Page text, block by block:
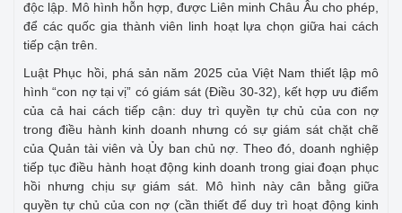
độc lập. Mô hình hỗn hợp, được Liên minh Châu Âu cho phép,
để các quốc gia thành viên linh hoạt lựa chọn giữa hai cách
tiếp cận trên.
Luật Phục hồi, phá sản năm 2025 của Việt Nam thiết lập mô
hình “con nợ tại vị” có giám sát (Điều 30-32), kết hợp ưu điểm
của cả hai cách tiếp cận: duy trì quyền tự chủ của con nợ
trong điều hành kinh doanh nhưng có sự giám sát chặt chẽ
của Quản tài viên và Ủy ban chủ nợ. Theo đó, doanh nghiệp
tiếp tục điều hành hoạt động kinh doanh trong giai đoạn phục
hồi nhưng chịu sự giám sát. Mô hình này cân bằng giữa
quyền tự chủ của con nợ (cần thiết để duy trì hoạt động kinh